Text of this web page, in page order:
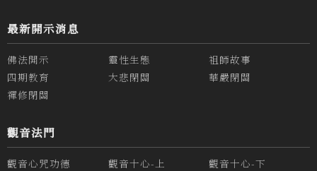
最新開示消息
佛法開示 靈性生態
祖師故事
四期教育
大悲閉關
華嚴閉關
禪修閉關
觀音法門
觀音心咒功德 觀音十心-上
觀音十心-下